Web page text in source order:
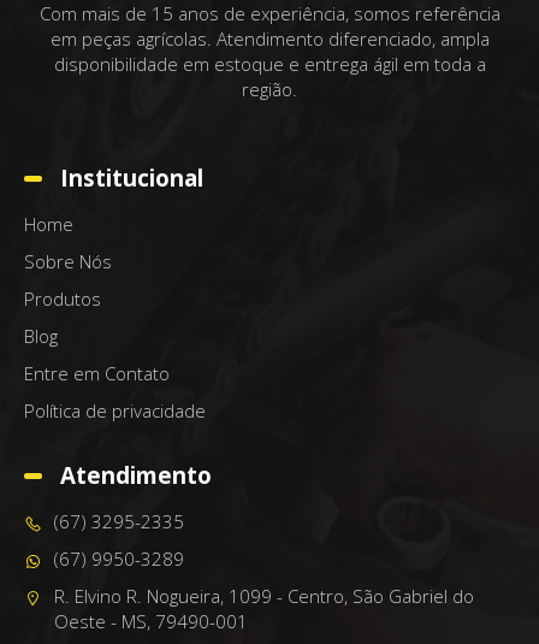
Com mais de 15 anos de experiência, somos referência
em peças agrícolas. Atendimento diferenciado, ampla
disponibilidade em estoque e entrega ágil em toda a
região.
Institucional
Home
Sobre Nós
Produtos
Blog
Entre em Contato
Política de privacidade
Atendimento
(67) 3295-2335
(67) 9950-3289
R. Elvino R. Nogueira, 1099 - Centro, São Gabriel do
Oeste - MS, 79490-001